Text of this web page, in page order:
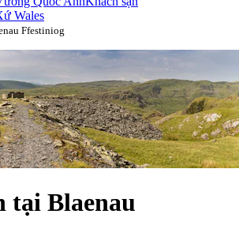
Wales
Ffestiniog
tại Blaenau